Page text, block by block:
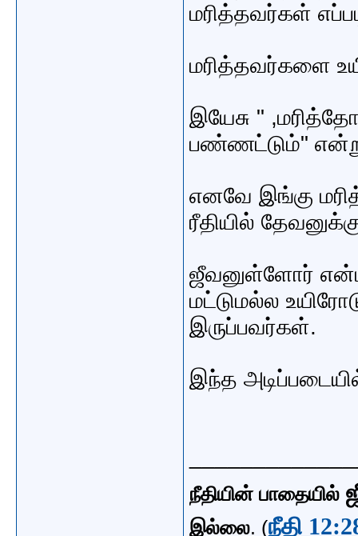
மரித்தவர்கள்
மரித்தவர்களை
இயேசு "
பண்ணட்டும்"
எனவே இங்கு
ரீதியில்
ஜீவனுள்ளோர்
மட்டுமல்ல
இருப்பவர்கள்.
இந்த
நீதியின் பாதையில்
இல்லை. (நீதி